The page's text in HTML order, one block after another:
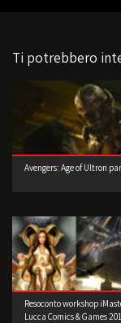
Ti potrebbero
Avengers: Age of Ultron
Resoconto workshop
Lucca Comics & Games